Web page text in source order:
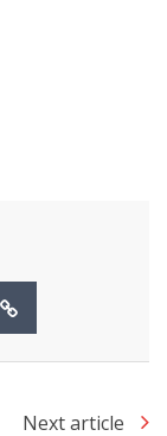
Next article